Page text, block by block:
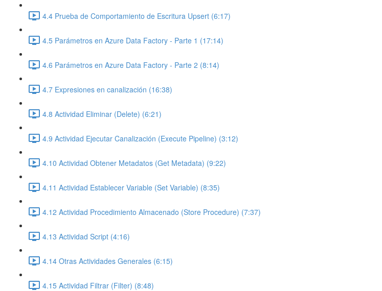
4.4 Prueba de Comportamiento de Escritura Upsert (6:17)
4.5 Parámetros en Azure Data Factory - Parte 1 (17:14)
4.6 Parámetros en Azure Data Factory - Parte 2 (8:14)
4.7 Expresiones en canalización (16:38)
4.8 Actividad Eliminar (Delete) (6:21)
4.9 Actividad Ejecutar Canalización (Execute Pipeline) (3:12)
4.10 Actividad Obtener Metadatos (Get Metadata) (9:22)
4.11 Actividad Establecer Variable (Set Variable) (8:35)
4.12 Actividad Procedimiento Almacenado (Store Procedure) (7:37)
4.13 Actividad Script (4:16)
4.14 Otras Actividades Generales (6:15)
4.15 Actividad Filtrar (Filter) (8:48)